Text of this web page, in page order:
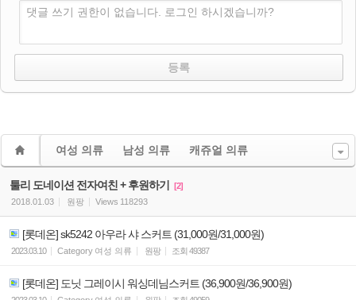
댓글 쓰기 권한이 없습니다. 로그인 하시겠습니까?
여성 의류 남성 의류 캐쥬얼 의류
툴리 도네이션 전자여친 + 후원하기
[2]
2018.01.03
원팡 Views 118293
[롯데온] sk5242 아우라 샤 스커트 (31,000원/31,000원)
2023.03.10 Category 여성 의류 원팡 조회 49387
[롯데온] 도닛 그레이시 워싱데님스커트 (36,900원/36,900원)